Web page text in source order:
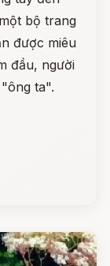
bộ trang
được miêu
đầu, người
ta".